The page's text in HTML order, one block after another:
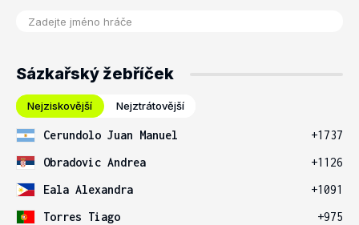
Sázkařský žebříček
Nejziskovější Nejztrátovější
Cerundolo Juan Manuel
+1737
Obradovic Andrea
+1126
Eala Alexandra
+1091
Torres Tiago
+975